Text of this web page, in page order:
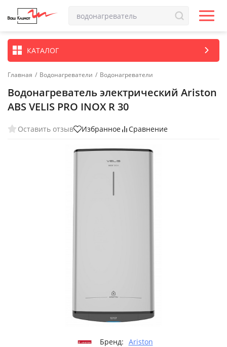
КАТАЛОГ
Главная / Водонагреватели / Водонагреватели
Водонагреватель электрический Ariston
ABS VELIS PRO INOX R 30
Оставить отзыв Избранное Сравнение
Бренд: Ariston